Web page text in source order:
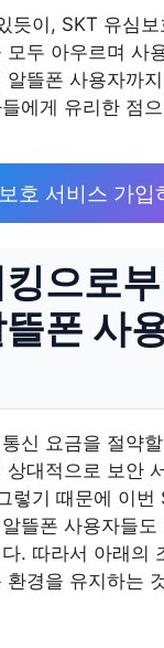
듯이, SKT 유심
모두 아우르며 사
알뜰폰 사용자까
에게 유리한 점
호 서비스 가입
으로
폰 사
신 요금을 절약
상대적으로 보안
렇기 때문에 이번
뜰폰 사용자들도
. 따라서 아래의
환경을 유지하는